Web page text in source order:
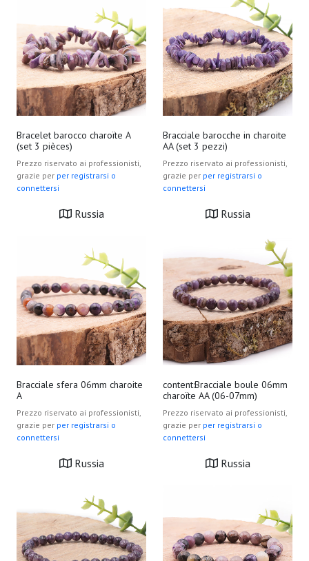
Bracelet barocco charoïte A
(set 3 pièces)
Prezzo riservato ai professionisti,
grazie per per registrarsi o
connettersi
Russia
Bracciale barocche in charoite
AA (set 3 pezzi)
Prezzo riservato ai professionisti,
grazie per per registrarsi o
connettersi
Russia
Bracciale sfera 06mm charoite
A
Prezzo riservato ai professionisti,
grazie per per registrarsi o
connettersi
Russia
content:Bracciale boule 06mm
charoïte AA (06-07mm)
Prezzo riservato ai professionisti,
grazie per per registrarsi o
connettersi
Russia